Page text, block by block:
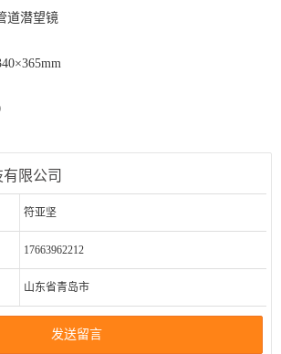
道潜望镜
限公司
符亚坚
17663962212
山东省青岛市
发送留言